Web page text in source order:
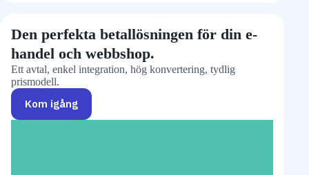
Den perfekta betallösningen för din e-
handel och webbshop.
Ett avtal, enkel integration, hög konvertering, tydlig
prismodell.
Kom igång